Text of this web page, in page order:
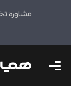
مشاوره